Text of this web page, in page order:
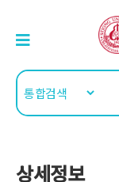
상세정보